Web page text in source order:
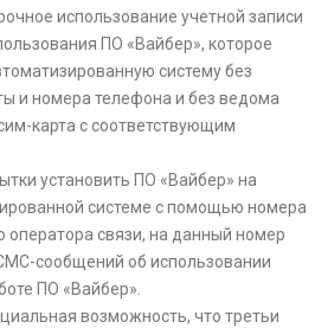
использование учетной записи
ПО «Вайбер», которое
систему без
и номера телефона и без ведома
карта с соответствующим
установить ПО «Вайбер» на
системе с помощью номера
оператора связи, на данный номер
сообщений об использовании
ПО «Вайбер».
возможность, что третьи